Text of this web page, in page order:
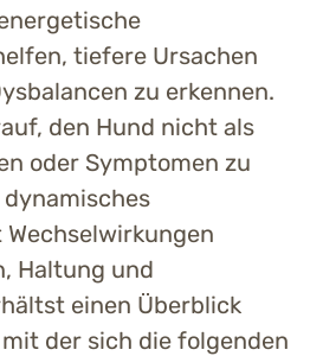
tiefere Ursachen
zu erkennen.
den Hund nicht als
oder Symptomen zu
Haltung und
einen Überblick
der sich die folgenden